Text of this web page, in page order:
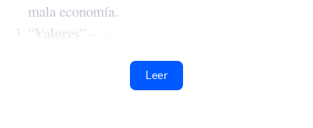
mala economía.
“Valores ” – ...
Leer